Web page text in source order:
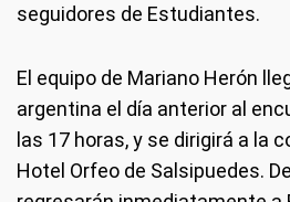
seguidores de Estudiantes.
El equipo de Mariano Herón
argentina el día anterior al
las 17 horas, y se dirigirá a la
Hotel Orfeo de Salsipuedes.